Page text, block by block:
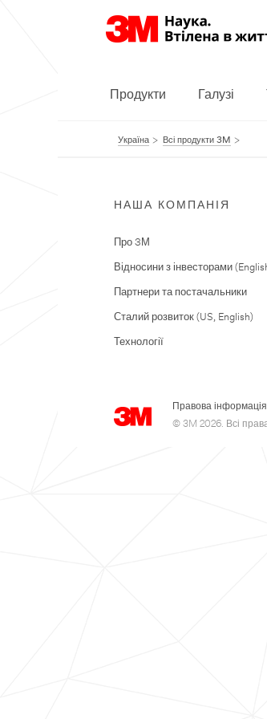
Продукти Галузі
Україна Всі продукти 3M
НАША КОМПАНІЯ
Про 3М
Відносини з інвесторами
Партнери та постачальники
Сталий розвиток (US, English)
Технології
Правова інформація
© 3M 2026. Всі